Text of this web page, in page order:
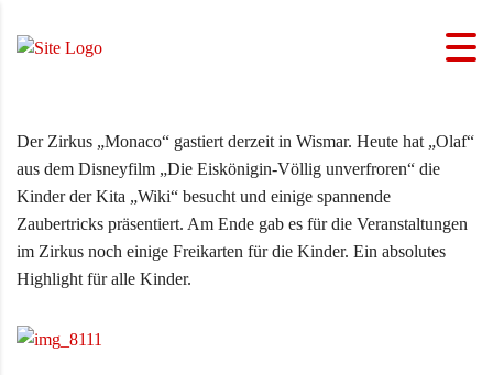
Der Zirkus „Monaco“ gastiert derzeit in Wismar. Heute hat „Olaf“
aus dem Disneyfilm „Die Eiskönigin-Völlig unverfroren“ die
Kinder der Kita „Wiki“ besucht und einige spannende
Zaubertricks präsentiert. Am Ende gab es für die Veranstaltungen
im Zirkus noch einige Freikarten für die Kinder. Ein absolutes
Highlight für alle Kinder.